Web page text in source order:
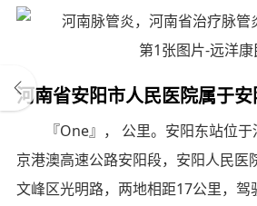
河南省安阳市人民医院属于
『One』， 公里。安阳东站位
京港澳高速公路安阳段，安阳人民医
文峰区光明路，两地相距17公里，驾